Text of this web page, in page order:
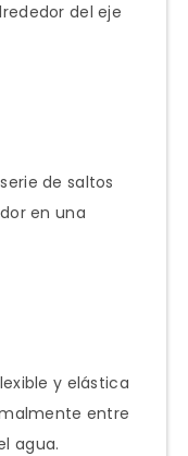
del eje
de saltos
en una
y elástica
entre
agua.